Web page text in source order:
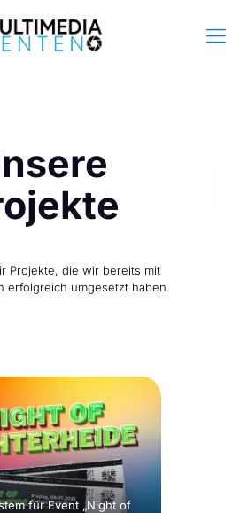
Projekte, die wir bereits mit
erfolgreich umgesetzt haben.
für Event „Night of